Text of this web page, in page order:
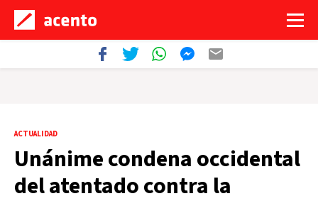
ACTUALIDAD
Unánime condena occidental
del atentado contra la